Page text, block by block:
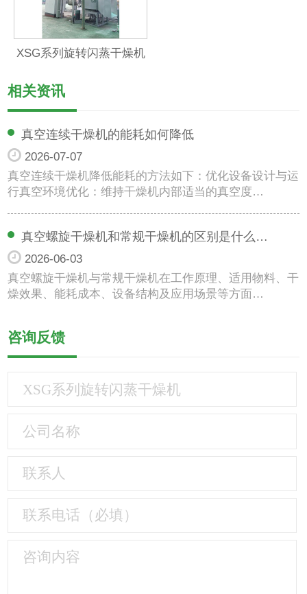
XSG系列旋转闪蒸干燥机
相关资讯
真空连续干燥机的能耗如何降低
2026-07-07
真空连续干燥机降低能耗的方法如下：优化设备设计与运
行真空环境优化：维持干燥机内部适当的真空度…
真空螺旋干燥机和常规干燥机的区别是什么…
2026-06-03
真空螺旋干燥机与常规干燥机在工作原理、适用物料、干
燥效果、能耗成本、设备结构及应用场景等方面…
咨询反馈